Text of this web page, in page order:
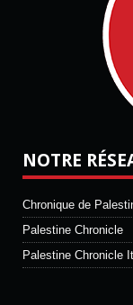
NOTRE
Chronique de
Palestine Chronicle
Palestine Chronicle